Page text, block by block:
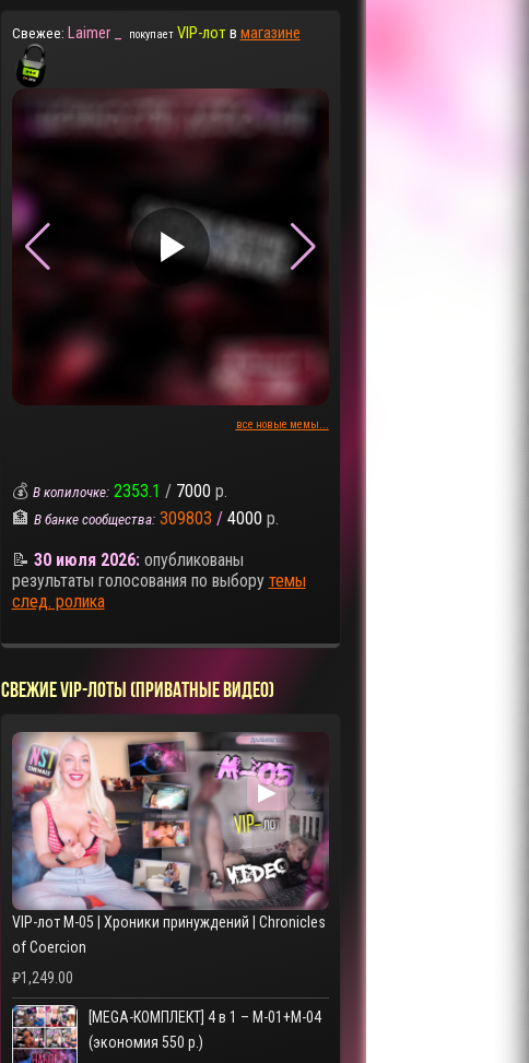
Свежее: Laimer _ покупает VIP-лотв магазине
▶
все новые мемы...
💰 В копилочке: 2353.1 / 7000 р.
🏦 В банке сообщества: 309803 / 4000 р.
📝 30 июля 2026:опубликованы
результаты голосования по выбору темы
след. ролика
СВЕЖИЕ VIP-ЛОТЫ (ПРИВАТНЫЕ ВИДЕО)
▶
VIP-лот M-05 | Хроники принуждений | Chronicles
of Coercion
₽1,249.00
[MEGA-КОМПЛЕКТ] 4 в 1 – M-01+M-04
(экономия 550 р.)